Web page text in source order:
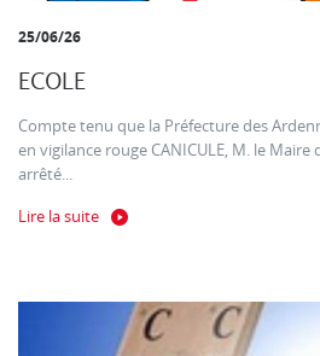
25/06/26
ECOLE
Compte tenu que la Préfecture des
en vigilance rouge CANICULE, M. le Maire
arrêté...
Lire la suite